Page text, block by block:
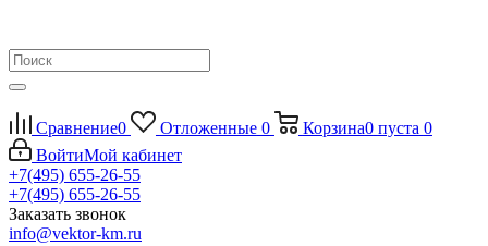
Сравнение0 Отложенные 0 Корзина0 пуста 0
ВойтиМой кабинет
+7(495) 655-26-55
+7(495) 655-26-55
Заказать звонок
info@vektor-km.ru